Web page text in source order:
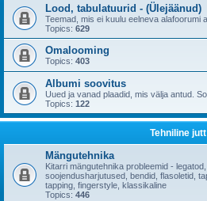
Lood, tabulatuurid - (Ülejäänud)
Teemad, mis ei kuulu eelneva alafoorumi
Topics: 629
Omalooming
Topics: 403
Albumi soovitus
Uued ja vanad plaadid, mis välja antud.
Topics: 122
Tehniline jutt
Mängutehnika
Kitarri mängutehnika probleemid -
soojendusharjutused, bendid, flasoletid,
tapping, fingerstyle, klassikaline
Topics: 446